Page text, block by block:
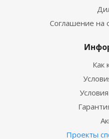
Соглашение на
Как
Проекты